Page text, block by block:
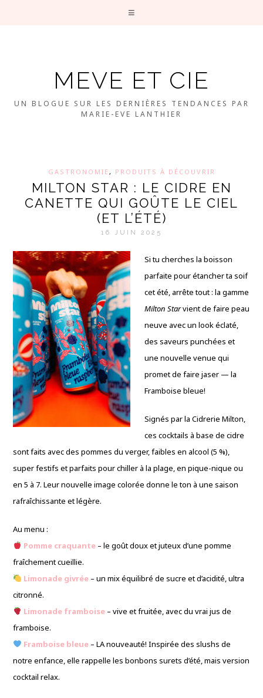
MEVE ET CIE
UN BLOGUE SUR LES DERNIÈRES TENDANCES PAR
MARIE-EVE LANTHIER
GASTRONOMIE, PRODUITS À DÉCOUVRIR
MILTON STAR : LE CIDRE EN
CANETTE QUI GOÛTE LE CIEL
(ET L’ÉTÉ)
16 JUIN 2025
Si tu cherches la boisson
parfaite pour étancher ta soif
cet été, arrête tout : la gamme
Milton Starvient de faire peau
neuve avec un look éclaté,
des saveurs punchées et
une nouvelle venue qui
promet de faire jaser — la
Framboise bleue!
Signés par la Cidrerie Milton,
ces cocktails à base de cidre
sont faits avec des pommes du verger, faibles en alcool (5 %),
super festifs et parfaits pour chiller à la plage, en pique-nique ou
en 5 à 7. Leur nouvelle image colorée donne le ton à une saison
rafraîchissante et légère.
Au menu :
Pomme craquante – le goût doux et juteux d’une pomme
fraîchement cueillie.
Limonade givrée – un mix équilibré de sucre et d’acidité, ultra
citronné.
Limonade framboise – vive et fruitée, avec du vrai jus de
framboise.
Framboise bleue – LA nouveauté! Inspirée des slushs de
notre enfance, elle rappelle les bonbons surets d’été, mais version
cocktail relax.